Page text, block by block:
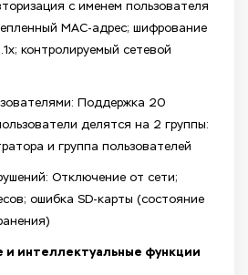
с именем пользователя
MAC-адрес; шифрование
контролируемый сетевой
Поддержка 20
делятся на 2 группы:
и группа пользователей
Отключение от сети;
ошибка SD-карты (состояние
интеллектуальные функции